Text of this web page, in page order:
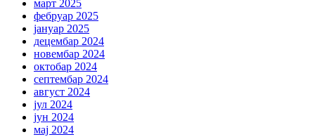
март 2025
фебруар 2025
јануар 2025
децембар 2024
новембар 2024
октобар 2024
септембар 2024
август 2024
јул 2024
јун 2024
мај 2024